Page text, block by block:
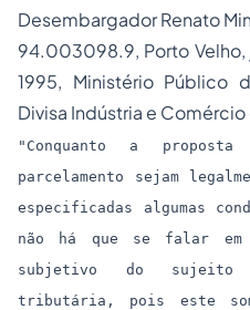
Desembargador Renato
94.003098.9, Porto
1995, Ministério Público
Divisa Indústria e
"Conquanto a
parcelamento sejam
especificadas algumas
não há que se falar
subjetivo do sujeito
tributária, pois este